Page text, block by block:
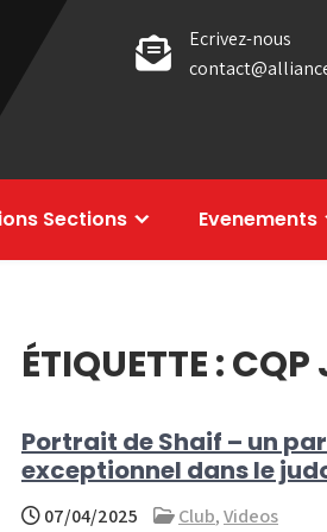
Ecrivez-nous
Sections Evenements
ÉTIQUETTE :CQP
Portrait de Shaif – un
exceptionnel dans le
07/04/2025 Club,Videos